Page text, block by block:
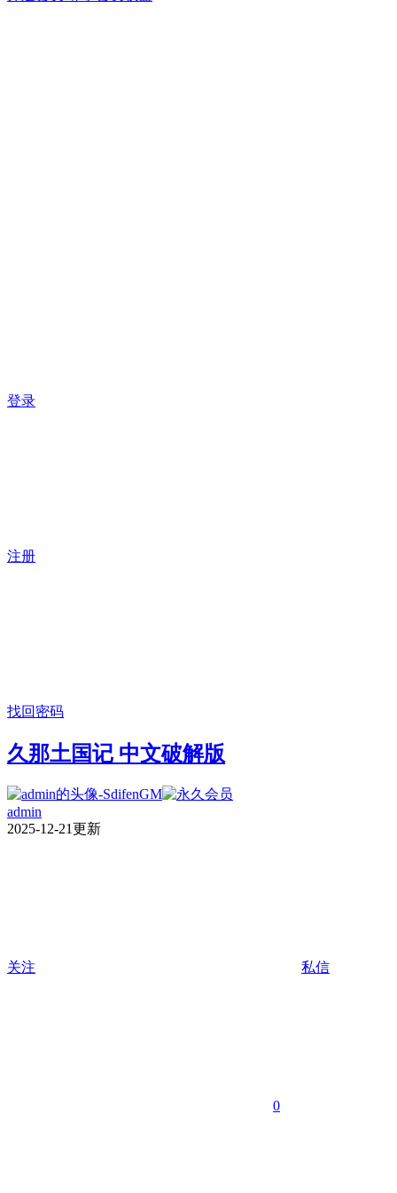
登录
注册
找回密码
久那土国记 中文破解版
admin
2025-12-21更新
关注 私信
0